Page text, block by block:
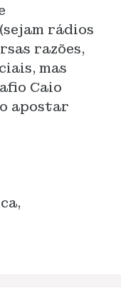
rádios
razões,
mas
Caio
apostar